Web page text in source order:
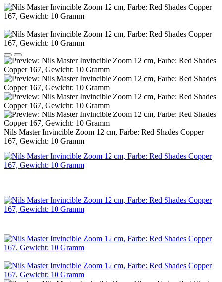
Nils Master Invincible Zoom 12 cm, Farbe: Red Shades Copper
167, Gewicht: 10 Gramm